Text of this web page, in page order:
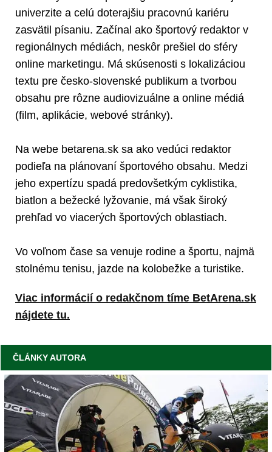
univerzite a celú doterajšiu pracovnú kariéru
zasvätil písaniu. Začínal ako športový redaktor v
regionálnych médiách, neskôr prešiel do sféry
online marketingu. Má skúsenosti s lokalizáciou
textu pre česko-slovenské publikum a tvorbou
obsahu pre rôzne audiovizuálne a online médiá
(film, aplikácie, webové stránky).
Na webe betarena.sk sa ako vedúci redaktor
podieľa na plánovaní športového obsahu. Medzi
jeho expertízu spadá predovšetkým cyklistika,
biatlon a bežecké lyžovanie, má však široký
prehľad vo viacerých športových oblastiach.
Vo voľnom čase sa venuje rodine a športu, najmä
stolnému tenisu, jazde na kolobežke a turistike.
Viac informácií o redakčnom tíme BetArena.sk
nájdete tu.
ČLÁNKY AUTORA